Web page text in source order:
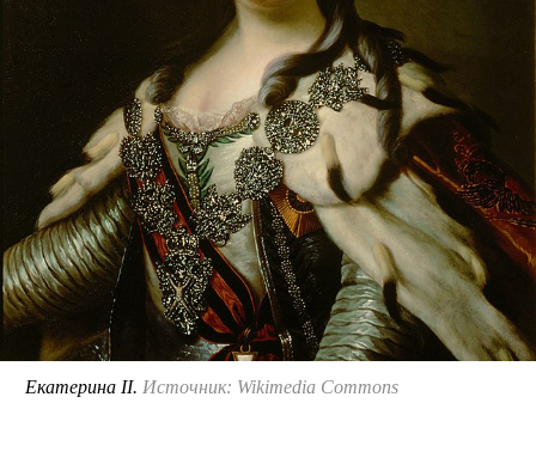
Екатерина II. Источник: Wikimedia Commons